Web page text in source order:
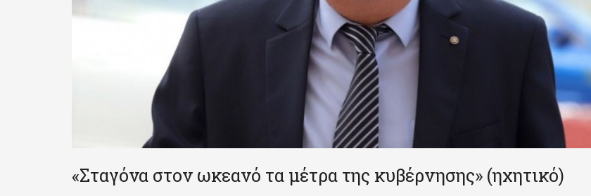
«Σταγόνα στον ωκεανό τα μέτρα της κυβέρνησης» (ηχητικό)